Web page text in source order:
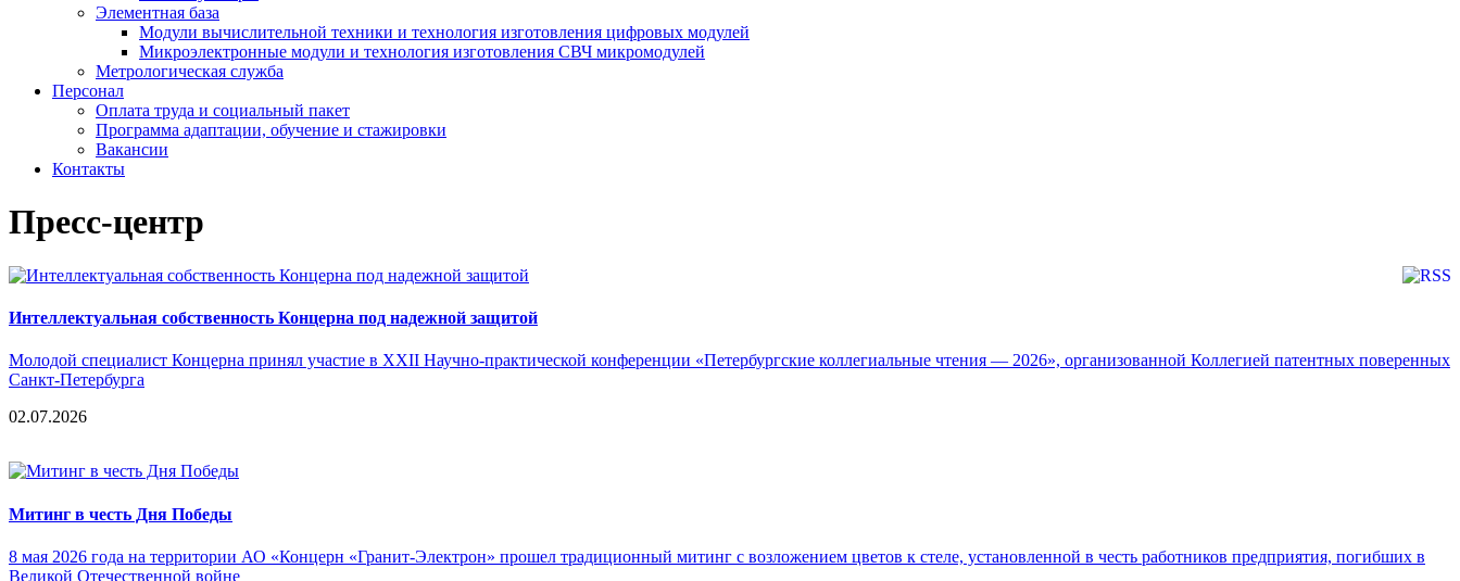
Элементная база
Модули вычислительной техники и технология изготовления цифровых модулей
Микроэлектронные модули и технология изготовления СВЧ микромодулей
Метрологическая служба
Персонал
Оплата труда и социальный пакет
Программа адаптации, обучение и стажировки
Вакансии
Контакты
Пресс-центр
Интеллектуальная собственность Концерна под надежной защитой
Молодой специалист Концерна принял участие в XXII Научно-практической конференции «Петербургские коллегиальные чтения — 2026», организованной Коллегией патентных поверенных
Санкт-Петербурга
02.07.2026
Митинг в честь Дня Победы
8 мая 2026 года на территории АО «Концерн «Гранит-Электрон» прошел традиционный митинг с возложением цветов к стеле, установленной в честь работников предприятия, погибших в
Великой Отечественной войне